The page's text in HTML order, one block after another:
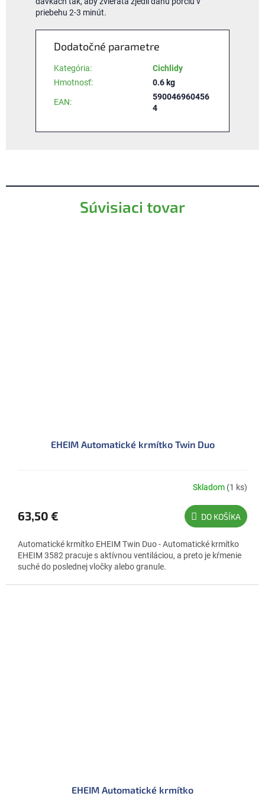
Súvisiaci tovar
EHEIM Automatické krmítko Twin Duo
Skladom (1 ks)
63,50 € DO KOŠÍKA
Automatické krmítko EHEIM Twin Duo - Automatické krmítko
EHEIM 3582 pracuje s aktívnou ventiláciou, a preto je kŕmenie
suché do poslednej vločky alebo granule.
EHEIM Automatické krmítko
priebehu 2-3 minút.
Dodatočné parametre
Kategória:
Cichlidy
Hmotnosť: 0.6 kg
EAN:
590046960456
4